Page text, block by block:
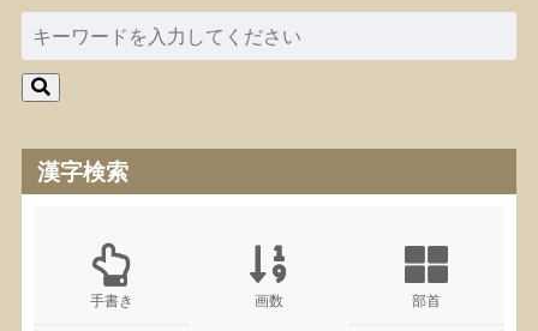
漢字検索
手書き 画数 部首